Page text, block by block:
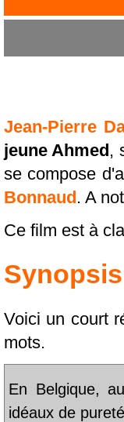
Jean-Pierre
jeune Ahmed ,
se compose
Bonnaud . A
Ce film est à
Voici un court
mots.
En Belgique,
idéaux de